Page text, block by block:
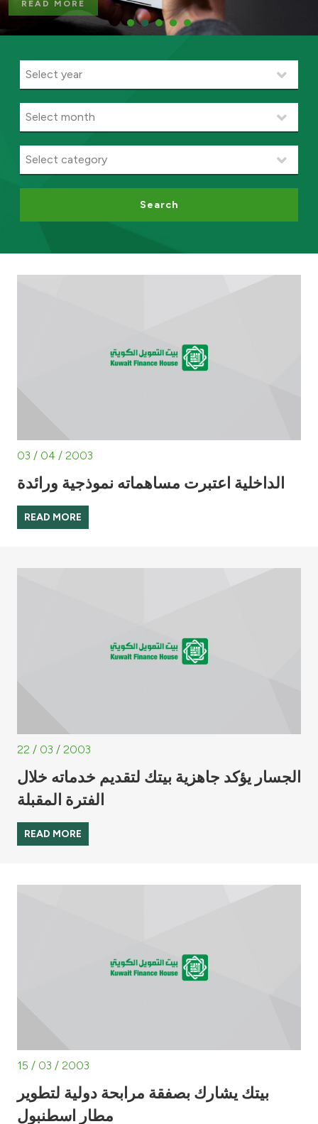
Ways to bank
Tools & Services
After Sales Services
Contact us
Malaysia
Kingdom of Bahrain
READ MORE
Search
03 / 04 / 2003
الداخلية اعتبرت مساهماته نموذجية ورائدة
READ MORE
22 / 03 / 2003
الجسار يؤكد جاهزية بيتك لتقديم خدماته خلال
الفترة المقبلة
READ MORE
15 / 03 / 2003
بيتك يشارك بصفقة مرابحة دولية لتطوير
مطار اسطنبول